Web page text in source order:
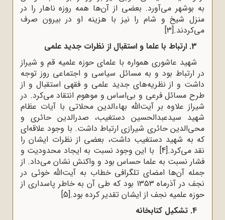
به بوشهر می‌آورد. بعضی از آن‌ها همه روزه ناهار را در
منزل شیخ و شام را نیز با هزینه او در بیرون صرف
می‌کردند.[3]
3. ارتباط با علما و استقبال از نظرات جدید علمی
شهید عاشوری همواره با علمای حوزه علمیه قم و شیراز
در ارتباط بود و به مسائل سیاسی و اجتماعی روز توجه
داشت و از نظریه‌های جدید علمی و فقهی استقبال و از
طرح مسائل فرعی و بی‌اساس و موهوم انتقاد می‌کرد. در
شیراز علاوه بر آیت‌الله بهاءالدین محلاتی با آیات عظام
شهید سیدعبدالحسین دستغیب‌، صدرالدین حائری و
محی‌الدین حائری شیرازی ارتباط داشت. با وجود علاقه‌ای
که به شهید دستغیب داشت، بعضی از نظرات ایشان را
نقد می‌کرد.[4] با این وجود نسبت به ایجاد محدودیت و
فشار نسبت به علما حساس بود و واکنش نشان می‌داد. از
جمله آن‌ها امضای تلگرافی خطاب به آیت‌الله خوئی در
نجف در آذرماه ۱۳۵۳ بود که طی آن به خاطر پاسداری از
حوزه علمیه نجف از ایشان تقدیر کرده بود.[5]
4. تشکیل کتابخانه